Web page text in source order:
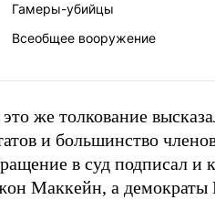
Гамеры-убийцы
Всеобщее вооружение
это же толкование
и большинство
в суд подписал и
Маккейн, а демократы